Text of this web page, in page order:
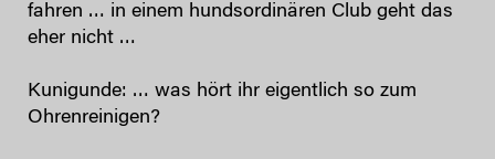
fahren … in einem hundsordinären Club geht das
eher nicht …
Kunigunde: … was hört ihr eigentlich so zum
Ohrenreinigen?